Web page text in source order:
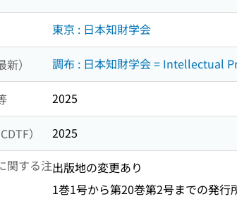
東京 : 日本知財学会
） 調布 : 日本知財学会 = Intellectual
2025
）
2025
関する注出版地の変更あり
1巻1号から第20巻第2号までの発行